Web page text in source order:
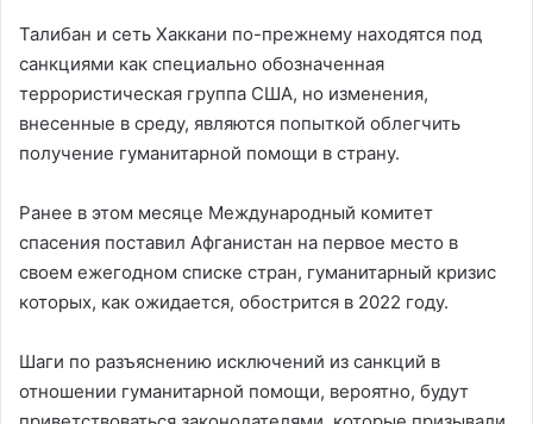
Талибан и сеть Хаккани по-прежнему находятся под
санкциями как специально обозначенная
террористическая группа США, но изменения,
внесенные в среду, являются попыткой облегчить
получение гуманитарной помощи в страну.
Ранее в этом месяце Международный комитет
спасения поставил Афганистан на первое место в
своем ежегодном списке стран, гуманитарный кризис
которых, как ожидается, обострится в 2022 году.
Шаги по разъяснению исключений из санкций в
отношении гуманитарной помощи, вероятно, будут